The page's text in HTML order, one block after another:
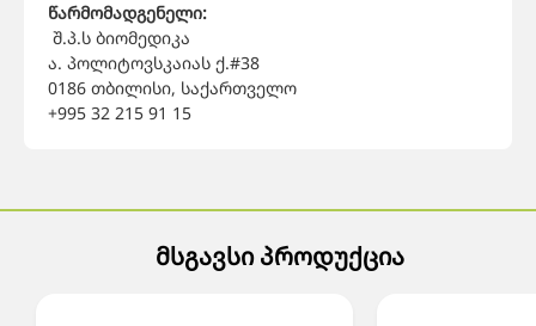
წარმომადგენელი:
შ.პ.ს ბიომედიკა
ა. პოლიტოვსკაიას ქ.#38
0186 თბილისი, საქართველო
+995 32 215 91 15
მსგავსი პროდუქცია